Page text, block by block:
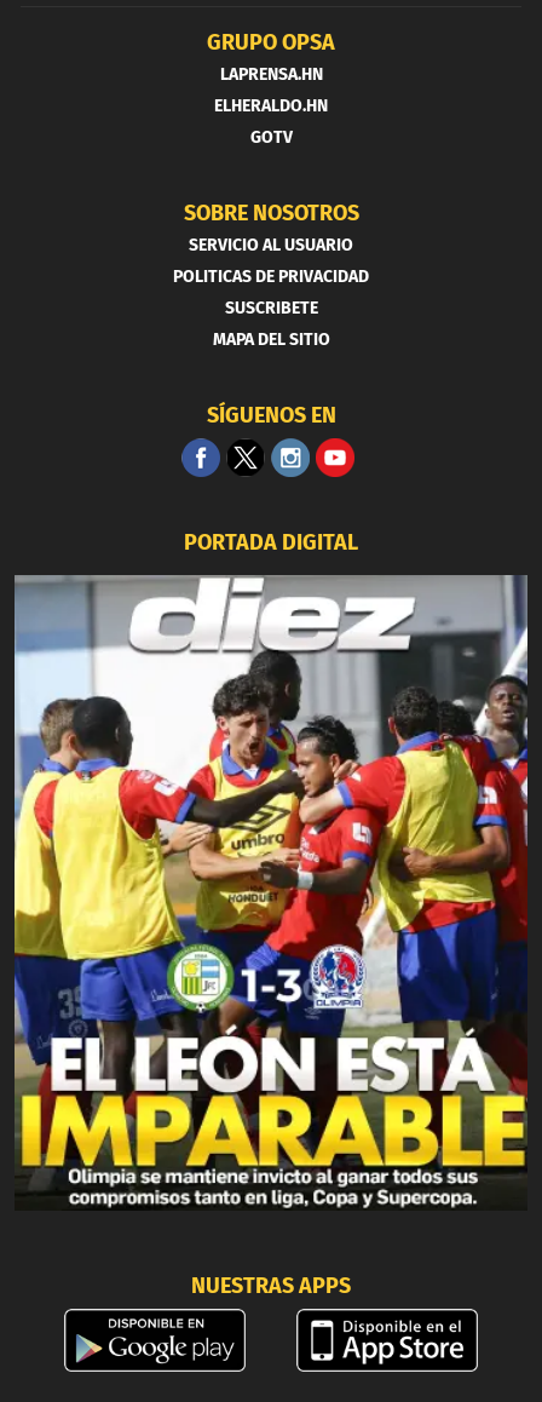
GRUPO OPSA
LAPRENSA.HN
ELHERALDO.HN
GOTV
SOBRE NOSOTROS
SERVICIO AL USUARIO
POLITICAS DE PRIVACIDAD
SUSCRIBETE
MAPA DEL SITIO
SÍGUENOS EN
PORTADA DIGITAL
NUESTRAS APPS